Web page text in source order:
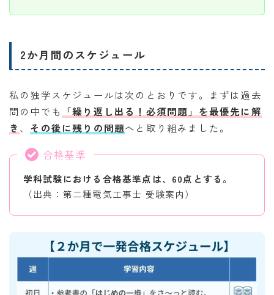
2か月間のスケジュール
私の独学スケジュールは次のとおりです。まずは過去
問の中でも
「繰り返し出る！必須問題」を最優先に解
き 、 その後に残りの問題へと取り組みました。
合格基準
学科試験における合格基準点は、60点とする。
（出典：第二種電気工事士 受験案内）